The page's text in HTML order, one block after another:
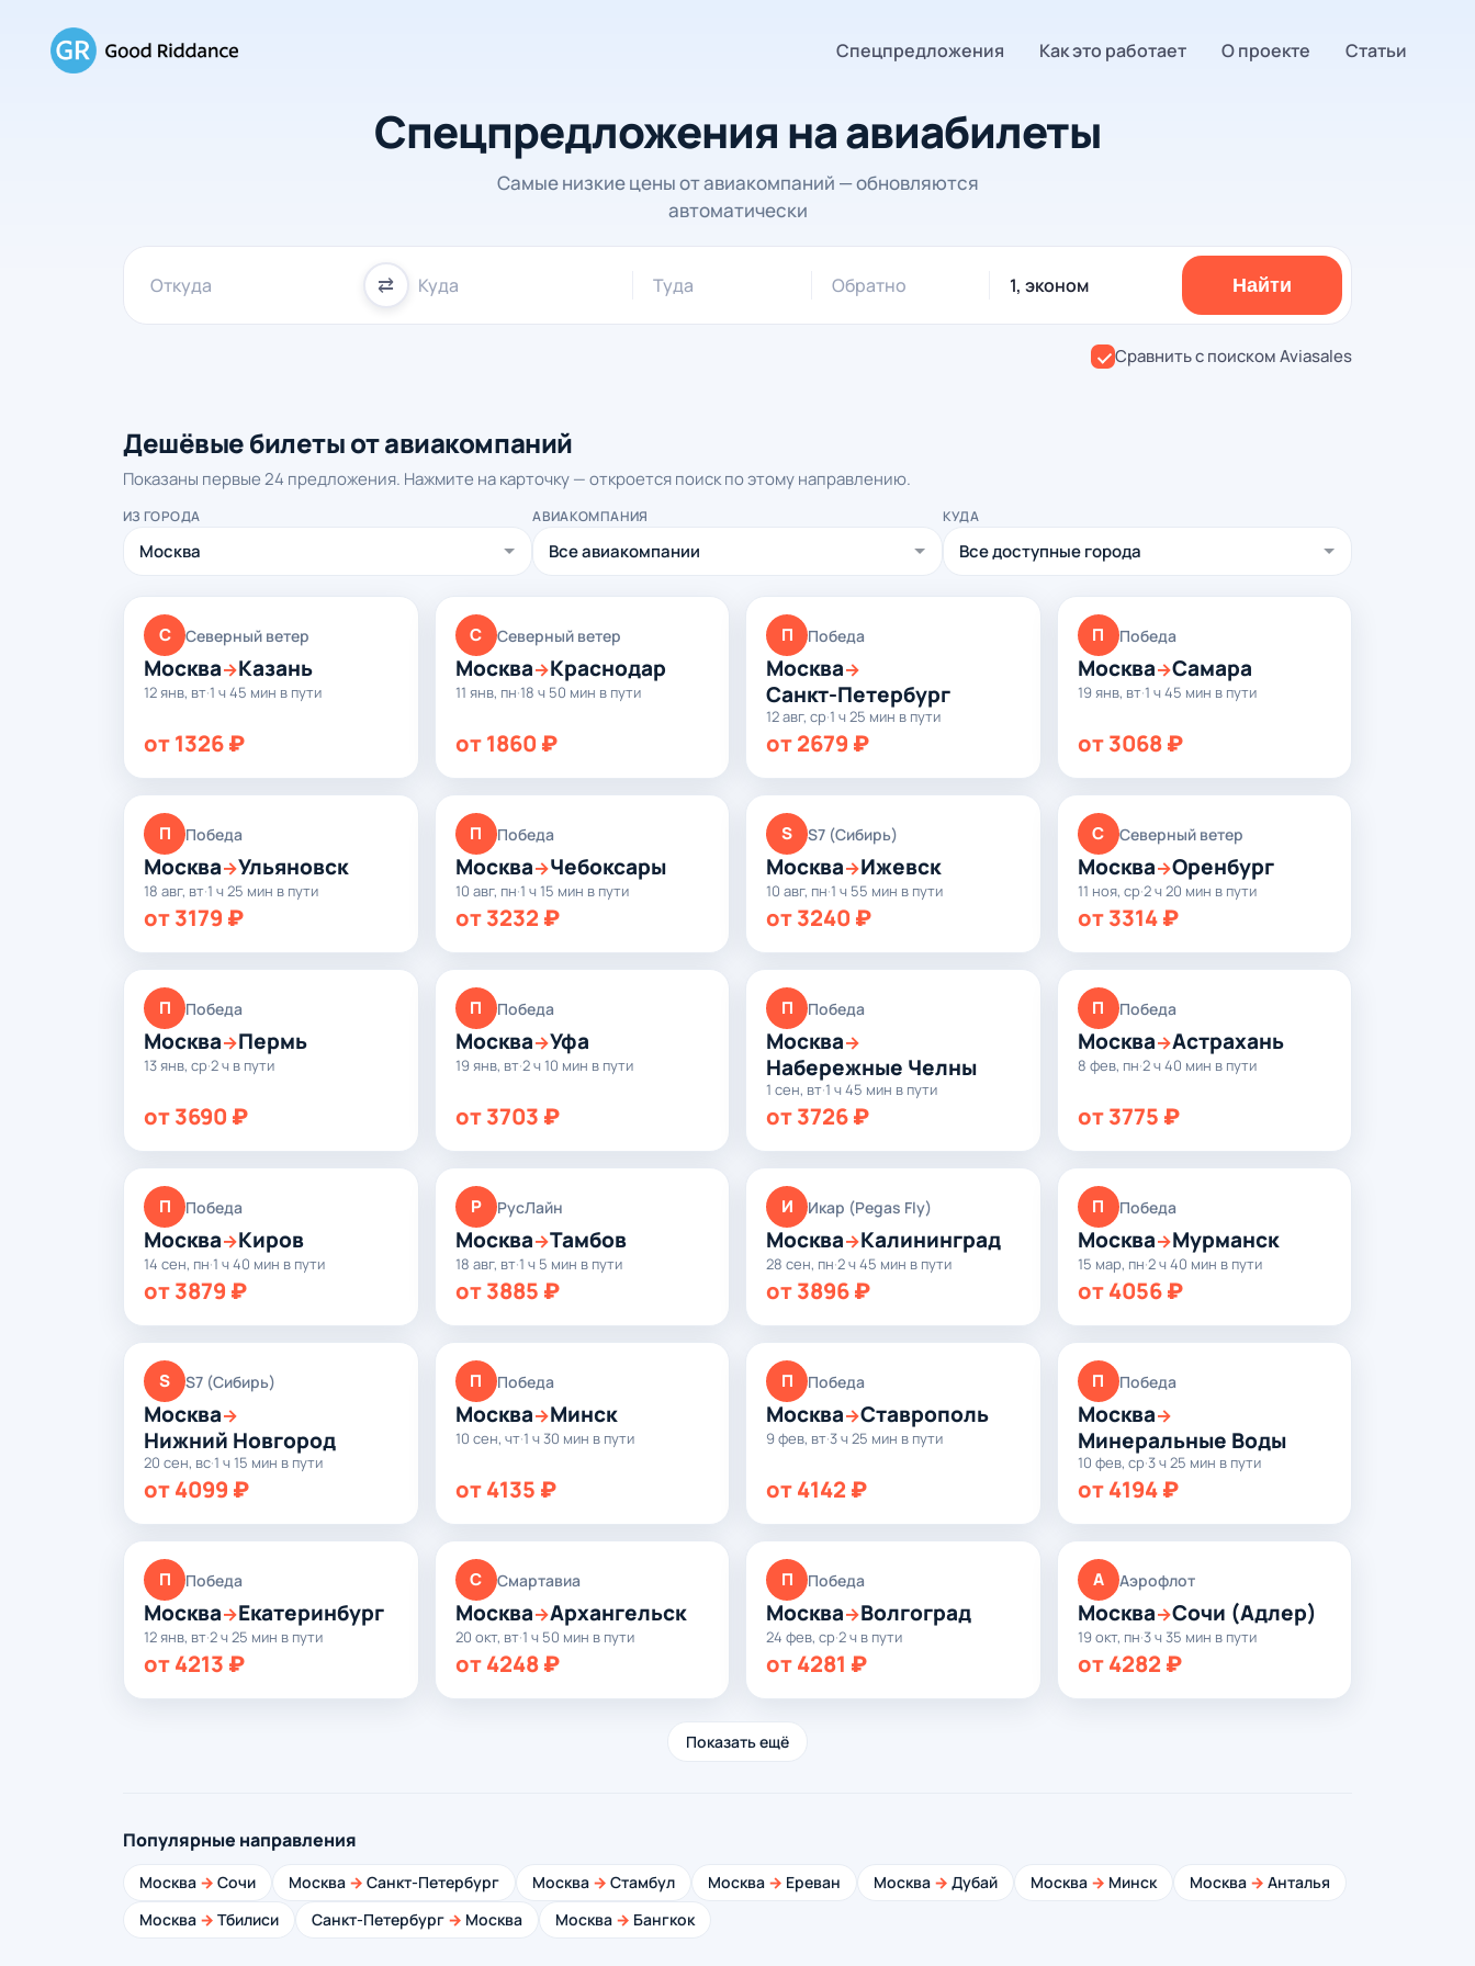
Спецпредложения Как это работает О проекте Статьи
Спецпредложения на авиабилеты
Самые низкие цены от авиакомпаний — обновляются
автоматически
⇄ Туда Обратно 1, эконом Найти
Сравнить с поиском Aviasales
Дешёвые билеты от авиакомпаний
Показаны первые 24 предложения. Нажмите на карточку — откроется поиск по этому направлению.
ИЗ ГОРОДА АВИАКОМПАНИЯ КУДА
С Северный ветер
Москва→Казань
12 янв, вт·1 ч 45 мин в пути
от 1326 ₽
С Северный ветер
Москва→Краснодар
11 янв, пн·18 ч 50 мин в пути
от 1860 ₽
П Победа
Москва→
Санкт-Петербург
12 авг, ср·1 ч 25 мин в пути
от 2679 ₽
П Победа
Москва→Самара
19 янв, вт·1 ч 45 мин в пути
от 3068 ₽
П Победа
Москва→Ульяновск
18 авг, вт·1 ч 25 мин в пути
от 3179 ₽
П Победа
Москва→Чебоксары
10 авг, пн·1 ч 15 мин в пути
от 3232 ₽
S S7 (Сибирь)
Москва→Ижевск
10 авг, пн·1 ч 55 мин в пути
от 3240 ₽
С Северный ветер
Москва→Оренбург
11 ноя, ср·2 ч 20 мин в пути
от 3314 ₽
П Победа
Москва→Пермь
13 янв, ср·2 ч в пути
от 3690 ₽
П Победа
Москва→Уфа
19 янв, вт·2 ч 10 мин в пути
от 3703 ₽
П Победа
Москва→
Набережные Челны
1 сен, вт·1 ч 45 мин в пути
от 3726 ₽
П Победа
Москва→Астрахань
8 фев, пн·2 ч 40 мин в пути
от 3775 ₽
П Победа
Москва→Киров
14 сен, пн·1 ч 40 мин в пути
от 3879 ₽
Р РусЛайн
Москва→Тамбов
18 авг, вт·1 ч 5 мин в пути
от 3885 ₽
И Икар (Pegas Fly)
Москва→Калининград
28 сен, пн·2 ч 45 мин в пути
от 3896 ₽
П Победа
Москва→Мурманск
15 мар, пн·2 ч 40 мин в пути
от 4056 ₽
S S7 (Сибирь)
Москва→
Нижний Новгород
20 сен, вс·1 ч 15 мин в пути
от 4099 ₽
П Победа
Москва→Минск
10 сен, чт·1 ч 30 мин в пути
от 4135 ₽
П Победа
Москва→Ставрополь
9 фев, вт·3 ч 25 мин в пути
от 4142 ₽
П Победа
Москва→
Минеральные Воды
10 фев, ср·3 ч 25 мин в пути
от 4194 ₽
П Победа
Москва→Екатеринбург
12 янв, вт·2 ч 25 мин в пути
от 4213 ₽
С Смартавиа
Москва→Архангельск
20 окт, вт·1 ч 50 мин в пути
от 4248 ₽
П Победа
Москва→Волгоград
24 фев, ср·2 ч в пути
от 4281 ₽
А Аэрофлот
Москва→Сочи (Адлер)
19 окт, пн·3 ч 35 мин в пути
от 4282 ₽
Показать ещё
Популярные направления
Москва → Сочи Москва → Санкт-Петербург Москва → Стамбул Москва → Ереван Москва → Дубай Москва → Минск Москва → Анталья
Москва → Тбилиси Санкт-Петербург → Москва Москва → Бангкок